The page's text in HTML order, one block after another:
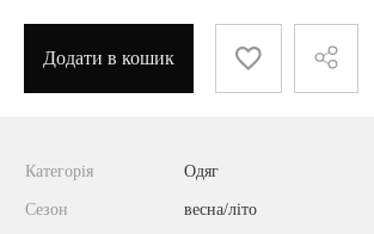
Додати в кошик
Категорія Одяг
Сезон весна/літо